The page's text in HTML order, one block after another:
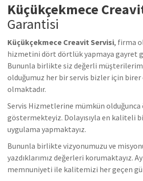
Küçükçekmece
Garantisi
Küçükçekmece Creavit Servisi, firma
hizmetini dört dörtlük yapmaya gayret
Bununla birlikte siz değerli
olduğumuz her bir servis bizler için birer
olmaktadır.
Servis Hizmetlerine mümkün olduğunca
göstermekteyiz. Dolayısıyla en kaliteli
uygulama yapmaktayız.
Bununla birlikte vizyonumuzu ve
yazdıklarımız değerleri korumaktayız.
memnuniyeti ile kalitemizi her geçen